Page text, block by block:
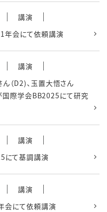
講演
年会にて依頼講演
講演
（D2)、玉置大悟さん
国際学会BB2025にて研究
講演
にて基調講演
講演
会にて依頼講演